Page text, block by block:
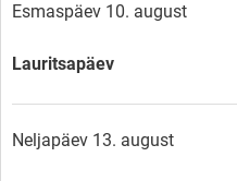
Esmaspäev 10. august
Lauritsapäev
Neljapäev 13. august